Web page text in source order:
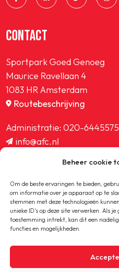
Beheer cookie
Om de beste ervaringen te bieden,
om informatie over je apparaat op te
stemmen met deze technologieën
unieke ID's op deze site verwerken. Als
toestemming intrekt, kan dit een
functies en mogelijkheden.
CONTACT
Sportpark Goed Genoeg
Maurice Ravellaan 4
1083 HR Amsterdam
Routebeschrijving
Administratie: 020-6445575
info@afc.nl
ledenadministratie@afc.nl
Copyright © 2020-2026 AFC